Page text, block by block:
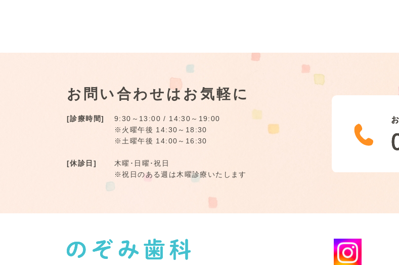
お問い合わせはお気軽に
[診療時間]
9:30～13:00 / 14:30～19:00
※火曜午後 14:30～18:30
※土曜午後 14:00～16:30
[休診日]
木曜･日曜･祝日
※祝日のある週は木曜診療いたします